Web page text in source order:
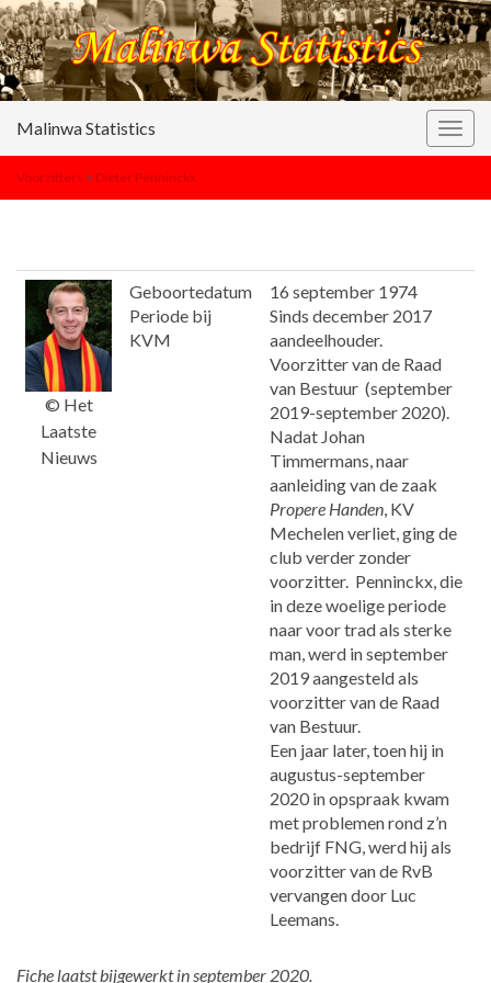
Malinwa Statistics
Voorzitters > Dieter Penninckx
© Het
Laatste
Nieuws
Geboortedatum
Periode bij
KVM
16 september 1974
Sinds december 2017
aandeelhouder.
Voorzitter van de Raad
van Bestuur (september
2019-september 2020).
Nadat Johan
Timmermans, naar
aanleiding van de zaak
Propere Handen, KV
Mechelen verliet, ging de
club verder zonder
voorzitter. Penninckx, die
in deze woelige periode
naar voor trad als sterke
man, werd in september
2019 aangesteld als
voorzitter van de Raad
van Bestuur.
Een jaar later, toen hij in
augustus-september
2020 in opspraak kwam
met problemen rond z’n
bedrijf FNG, werd hij als
voorzitter van de RvB
vervangen door Luc
Leemans.
Fiche laatst bijgewerkt in september 2020.